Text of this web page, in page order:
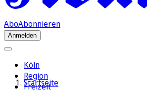
AboAbonnieren
Anmelden
Köln
Region
Freizeit
Startseite